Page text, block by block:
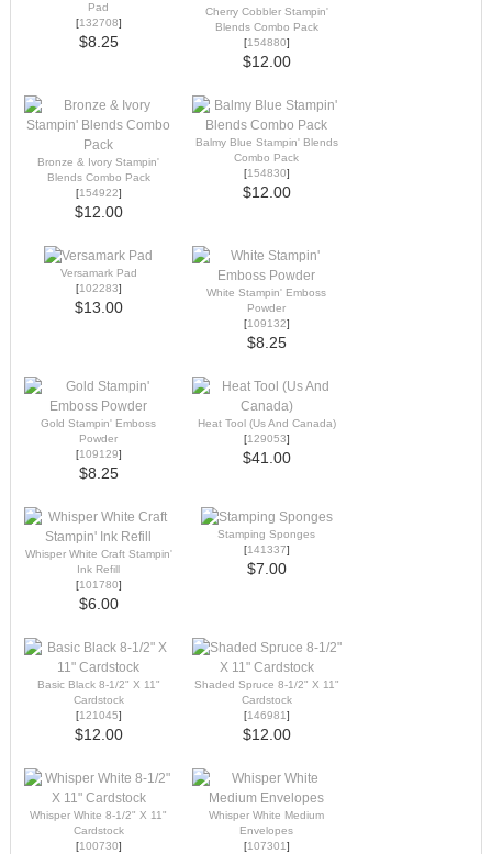
Pad
[132708]
$8.25
Cherry Cobbler Stampin'
Blends Combo Pack
[154880]
$12.00
Bronze & Ivory Stampin'
Blends Combo Pack
[154922]
$12.00
Balmy Blue Stampin' Blends
Combo Pack
[154830]
$12.00
Versamark Pad
[102283]
$13.00
White Stampin' Emboss
Powder
[109132]
$8.25
Gold Stampin' Emboss
Powder
[109129]
$8.25
Heat Tool (Us And Canada)
[129053]
$41.00
Whisper White Craft Stampin'
Ink Refill
[101780]
$6.00
Stamping Sponges
[141337]
$7.00
Basic Black 8-1/2" X 11"
Cardstock
[121045]
$12.00
Shaded Spruce 8-1/2" X 11"
Cardstock
[146981]
$12.00
Whisper White 8-1/2" X 11"
Cardstock
[100730]
Whisper White Medium
Envelopes
[107301]